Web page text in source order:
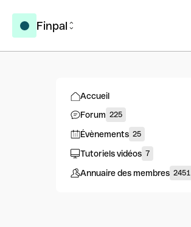
Finpal
Accueil
Forum 225
Évènements 25
Tutoriels vidéos 7
Annuaire des membres 2451